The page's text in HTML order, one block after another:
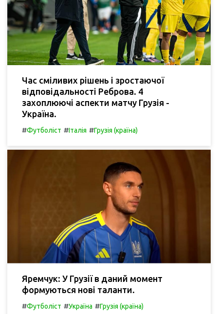
Час сміливих рішень і зростаючої
відповідальності Реброва. 4
захоплюючі аспекти матчу Грузія -
Україна.
#Футболіст #Італія #Грузія (країна)
Яремчук: У Грузії в даний момент
формуються нові таланти.
#Футболіст #Україна #Грузія (країна)